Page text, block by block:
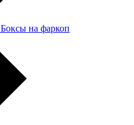
Боксы на фаркоп